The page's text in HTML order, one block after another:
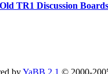
Old TR1 Discussion
byYaBB 2.1 © 2000-